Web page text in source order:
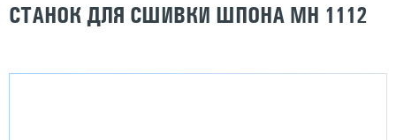
СТАНОК ДЛЯ СШИВКИ ШПОНА MH 1112